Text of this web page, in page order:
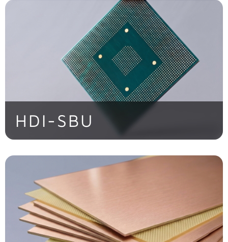
HDI-SBU
Maximale Packungsdichte auf kleinstem
Raum durch präzise Microvia-Technologie
> Jetzt entdecken!